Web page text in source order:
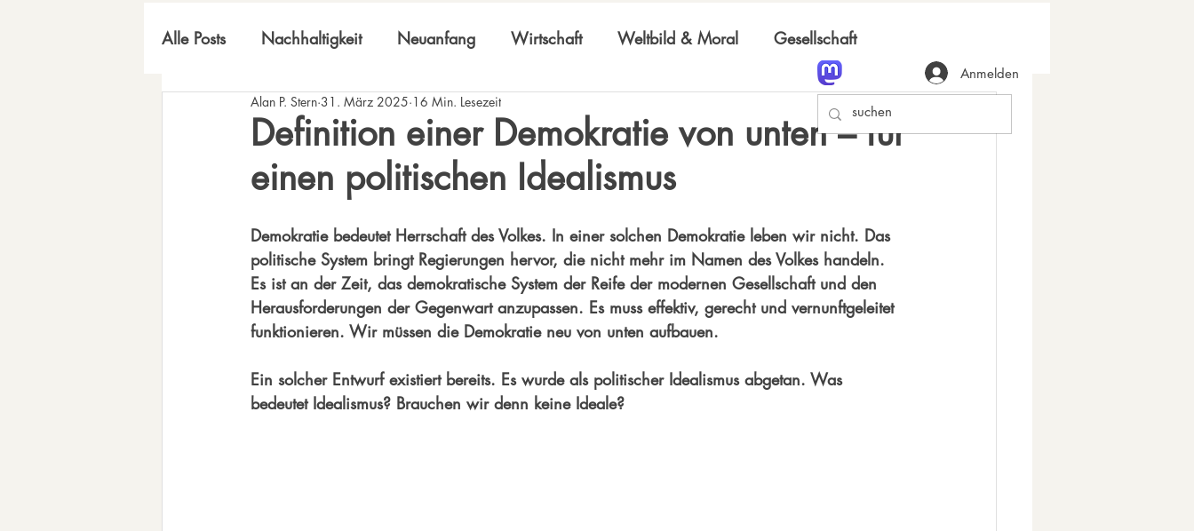
Alle Posts Nachhaltigkeit Neuanfang Wirtschaft Weltbild & Moral Gesellschaft
inneres Universum
Definition einer Demokratie von unten – für
einen politischen Idealismus
Alan P. Stern 31. März 2025 16 Min. Lesezeit
Demokratie bedeutet Herrschaft des Volkes. In einer solchen Demokratie leben wir nicht. Das
politische System bringt Regierungen hervor, die nicht mehr im Namen des Volkes handeln.
Es ist an der Zeit, das demokratische System der Reife der modernen Gesellschaft und den
Herausforderungen der Gegenwart anzupassen. Es muss effektiv, gerecht und vernunftgeleitet
funktionieren. Wir müssen die Demokratie neu von unten aufbauen.
Ein solcher Entwurf existiert bereits. Es wurde als politischer Idealismus abgetan. Was
bedeutet Idealismus? Brauchen wir denn keine Ideale?
Anmelden